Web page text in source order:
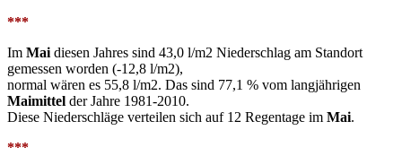
***
Im Mai diesen Jahres sind 43,0 l/m2 Niederschlag am Standort
gemessen worden (-12,8 l/m2),
normal wären es 55,8 l/m2. Das sind 77,1 % vom langjährigen
Maimittel der Jahre 1981-2010.
Diese Niederschläge verteilen sich auf 12 Regentage im Mai.
***